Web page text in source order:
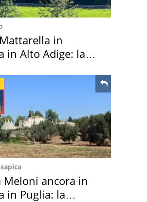
in
in Alto Adige: la
Meloni ancora in
in Puglia: la